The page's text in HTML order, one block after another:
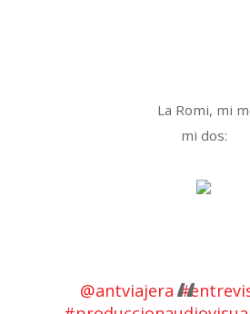
La Romi, mi
mi dos:
@antviajera